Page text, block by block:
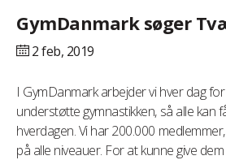
GymDanmark søger
2 feb, 2019
I GymDanmark arbejder vi hver dag
understøtte gymnastikken, så alle kan
hverdagen. Vi har 200.000
på alle niveauer. For at kunne give